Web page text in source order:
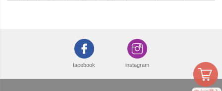
facebook instagram